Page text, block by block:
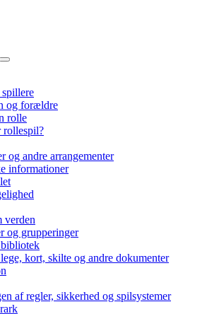
og forældre
rolle
rollespil?
og andre arrangementer
informationer
verden
og grupperinger
kort, skilte og andre dokumenter
af regler, sikkerhed og spilsystemer